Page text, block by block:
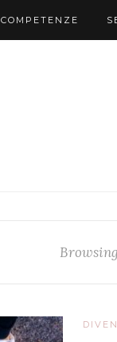
COMPETENZE